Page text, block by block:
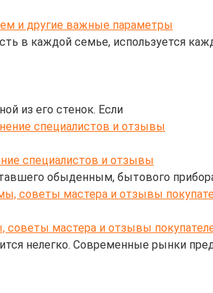
и другие важные параметры
в каждой семье, используется
из его стенок. Если
специалистов и отзывы
обыденным, бытового
советы мастера и отзывы
нелегко. Современные рынки